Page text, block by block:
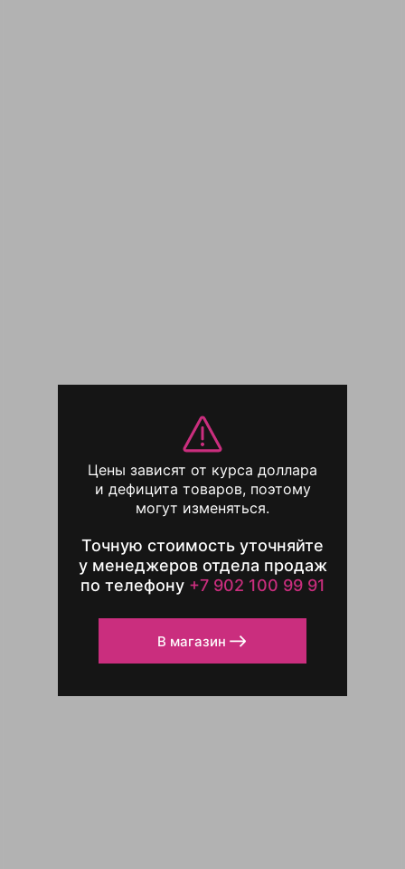
Цены зависят от курса доллара
и дефицита товаров, поэтому
могут изменяться.
Точную стоимость уточняйте
у менеджеров отдела продаж
по телефону +7 902 100 99 91
В магазин